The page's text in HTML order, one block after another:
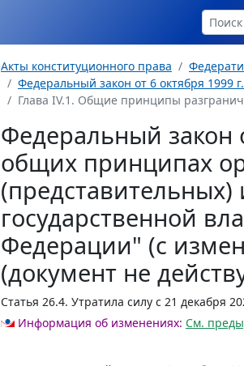
Акты конституционного права
Федеральный закон от 6 октября
Глава IV.1. Общие принципы
Федеральный закон
общих принципах
государственной
Федерации" (с
(документ не
Статья 26.4. Утратила силу с 21 декабря
Информация об изменениях: См.